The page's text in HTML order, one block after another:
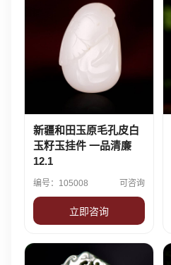
新疆和田玉原毛孔皮白
玉籽玉挂件 一品清廉
12.1
编号：105008 可咨询
立即咨询